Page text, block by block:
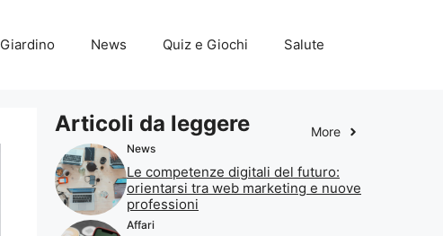
Giardino News Quiz e Giochi Salute
Articoli da leggere More
News
Le competenze digitali del futuro:
orientarsi tra web marketing e nuove
professioni
Affari